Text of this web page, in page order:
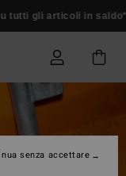
gli articoli in saldo*
senza accettare